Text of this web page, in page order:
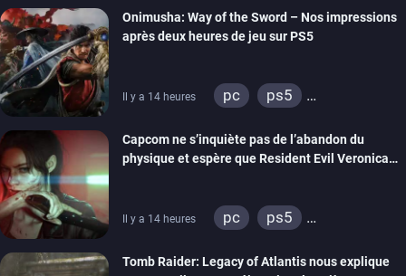
Onimusha: Way of the Sword – Nos impressions
après deux heures de jeu sur PS5
Il y a 14 heures pc
ps5
Capcom ne s’inquiète pas de l’abandon du
physique et espère que Resident Evil Veronica
Il y a 14 heures pc
ps5
Tomb Raider: Legacy of Atlantis nous explique